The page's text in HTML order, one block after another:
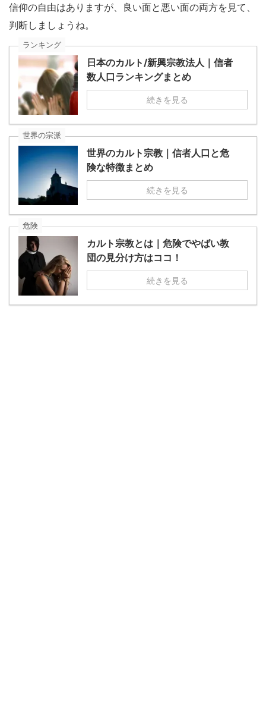
信仰の自由はありますが、良い面と悪い面の両方を見て、
判断しましょうね。
ランキング
日本のカルト/新興宗教法人｜信者
数人口ランキングまとめ
続きを見る
世界の宗派
世界のカルト宗教｜信者人口と危
険な特徴まとめ
続きを見る
危険
カルト宗教とは｜危険でやばい教
団の見分け方はココ！
続きを見る